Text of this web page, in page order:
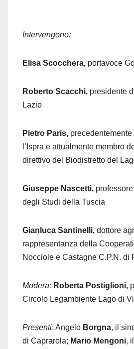
Intervengono:
Elisa Scocchera, portavoce
Roberto Scacchi, presidente
Lazio
Pietro Paris,
l’Ispra e attualmente membro
direttivo del Biodistretto del
Giuseppe Nascetti,
degli Studi della Tuscia
Gianluca Santinelli, dottore
rappresentanza della
Nocciole e Castagne C.P.N. di
Modera: Roberta Postiglioni,
Circolo Legambiente Lago di
Presenti: Angelo Borgna, il
di Caprarola; Mario Mengoni,